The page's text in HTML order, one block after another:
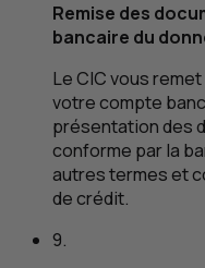
Remise des
bancaire du
LeCICvous
votre compte
présentation des
conforme par la
autres termes et
de crédit.
9.